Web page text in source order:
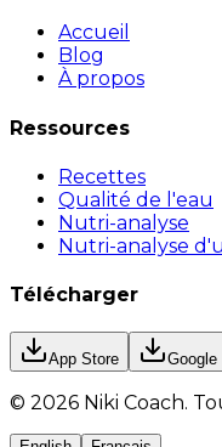
Accueil
Blog
À propos
Ressources
Recettes
Qualité de l'eau
Nutri-analyse
Nutri-analyse
Télécharger
App Store Google
© 2026 Niki Coach.